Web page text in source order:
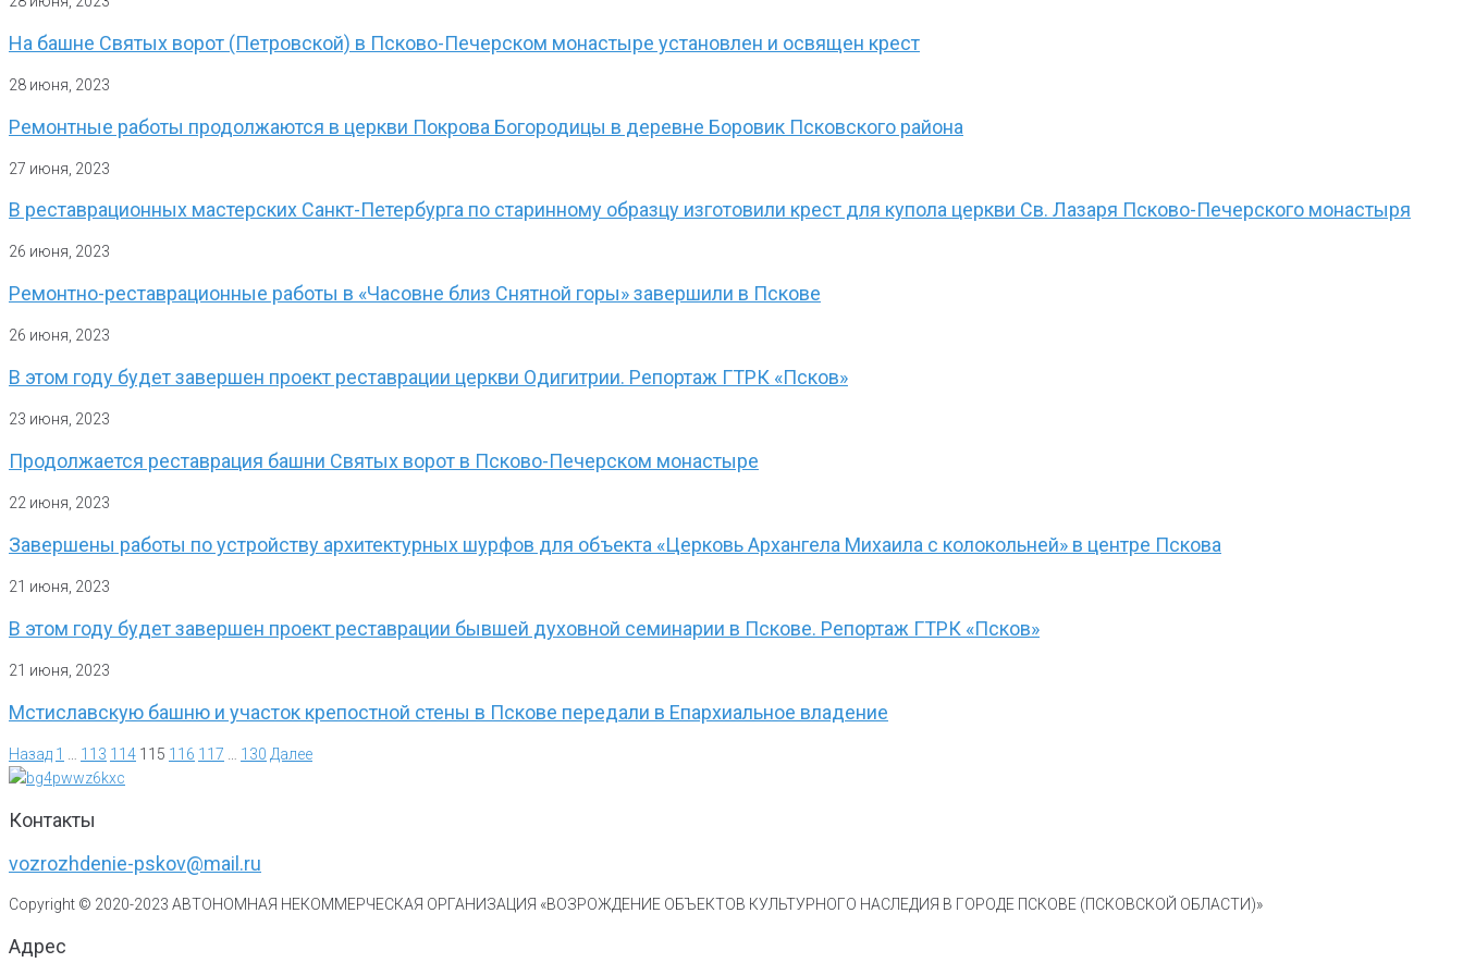
На башне Святых ворот (Петровской) в Псково-Печерском монастыре установлен и освящен крест
28 июня, 2023
Ремонтные работы продолжаются в церкви Покрова Богородицы в деревне Боровик Псковского района
27 июня, 2023
В реставрационных мастерских Санкт-Петербурга по старинному образцу изготовили крест для купола церкви Св. Лазаря Псково-Печерского монастыря
26 июня, 2023
Ремонтно-реставрационные работы в «Часовне близ Снятной горы» завершили в Пскове
26 июня, 2023
В этом году будет завершен проект реставрации церкви Одигитрии. Репортаж ГТРК «Псков»
23 июня, 2023
Продолжается реставрация башни Святых ворот в Псково-Печерском монастыре
22 июня, 2023
Завершены работы по устройству архитектурных шурфов для объекта «Церковь Архангела Михаила с колокольней» в центре Пскова
21 июня, 2023
В этом году будет завершен проект реставрации бывшей духовной семинарии в Пскове. Репортаж ГТРК «Псков»
21 июня, 2023
Мстиславскую башню и участок крепостной стены в Пскове передали в Епархиальное владение
Назад 1 113 114 115 116 117 130 Далее
Контакты
vozrozhdenie-pskov@mail.ru
Copyright © 2020-2023 АВТОНОМНАЯ НЕКОММЕРЧЕСКАЯ ОРГАНИЗАЦИЯ «ВОЗРОЖДЕНИЕ ОБЪЕКТОВ КУЛЬТУРНОГО НАСЛЕДИЯ В ГОРОДЕ ПСКОВЕ (ПСКОВСКОЙ ОБЛАСТИ)»
Адрес